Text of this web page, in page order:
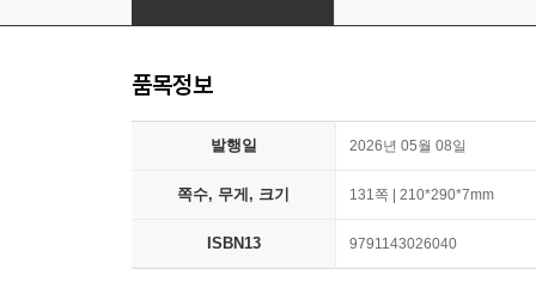
품목정보
발행일 2026년 05월 08일
쪽수, 무게, 크기 131쪽 | 210*290*7mm
ISBN13 9791143026040